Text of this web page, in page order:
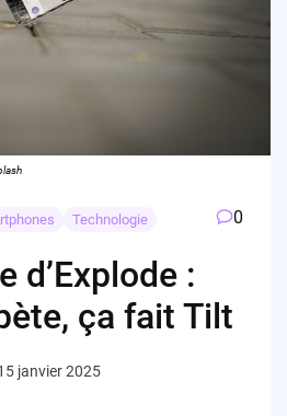
Technologie 0
d’Explode :
ça fait Tilt
janvier 2025